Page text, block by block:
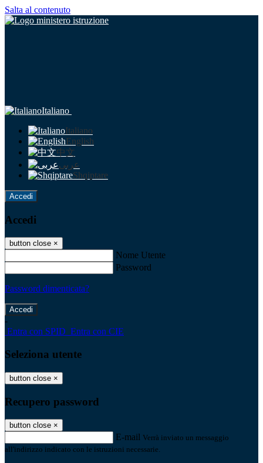
Salta al contenuto
Italiano
Italiano
English
中文
عربى
Shqiptare
Accedi
Accedi
button close ×
Nome Utente
Password
Password dimenticata?
-
Entra con SPID Entra con CIE
Seleziona utente
button close ×
Recupero password
button close ×
E-mail Verrà inviato un messaggio
all'indirizzo indicato con le istruzioni necessarie.